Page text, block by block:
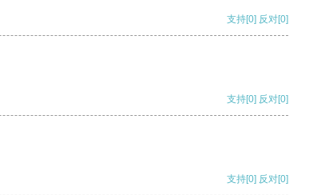
支持[0] 反对[0]
支持[0] 反对[0]
支持[0] 反对[0]